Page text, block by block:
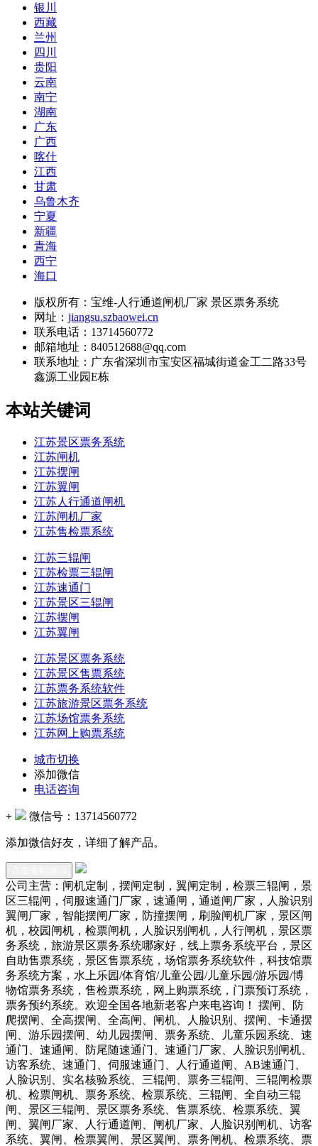
银川
西藏
兰州
四川
贵阳
云南
南宁
湖南
广东
广西
喀什
江西
甘肃
乌鲁木齐
宁夏
新疆
青海
西宁
海口
版权所有：宝维-人行通道闸机厂家 景区票务系统
网址： jiangsu.szbaowei.cn
联系电话：13714560772
邮箱地址：840512688@qq.com
联系地址： 广东省深圳市宝安区福城街道金工二路33号
鑫源工业园E栋
本站关键词
江苏景区票务系统
江苏闸机
江苏摆闸
江苏翼闸
江苏人行通道闸机
江苏闸机厂家
江苏售检票系统
江苏三辊闸
江苏检票三辊闸
江苏速通门
江苏景区三辊闸
江苏摆闸
江苏翼闸
江苏景区票务系统
江苏景区售票系统
江苏票务系统软件
江苏旅游景区票务系统
江苏场馆票务系统
江苏网上购票系统
城市切换
添加微信
电话咨询
+ 微信号： 13714560772
添加微信好友，详细了解产品。
公司主营：闸机定制，摆闸定制，翼闸定制，检票三辊闸，景
区三辊闸，伺服速通门厂家，速通闸，通道闸厂家，人脸识别
翼闸厂家，智能摆闸厂家，防撞摆闸，刷脸闸机厂家，景区闸
机，校园闸机，检票闸机，人脸识别闸机，人行闸机，景区票
务系统，旅游景区票务系统哪家好，线上票务系统平台，景区
自助售票系统，景区售票系统，场馆票务系统软件，科技馆票
务系统方案，水上乐园/体育馆/儿童公园/儿童乐园/游乐园/博
物馆票务系统，售检票系统，网上购票系统，门票预订系统，
票务预约系统。欢迎全国各地新老客户来电咨询！ 摆闸、防
爬摆闸、全高摆闸、全高闸、闸机、人脸识别、摆闸、卡通摆
闸、游乐园摆闸、幼儿园摆闸、票务系统、儿童乐园系统、速
通门、速通闸、防尾随速通门、速通门厂家、人脸识别闸机、
访客系统、速通门、伺服速通门、人行通道闸、AB速通门、
人脸识别、实名核验系统、三辊闸、票务三辊闸、三辊闸检票
机、检票闸机、票务系统、检票系统、三辊闸、全自动三辊
闸、景区三辊闸、景区票务系统、售票系统、检票系统、翼
闸、翼闸厂家、人行通道闸、闸机厂家、人脸识别闸机、访客
系统、翼闸、检票翼闸、景区翼闸、票务闸机、检票系统、票